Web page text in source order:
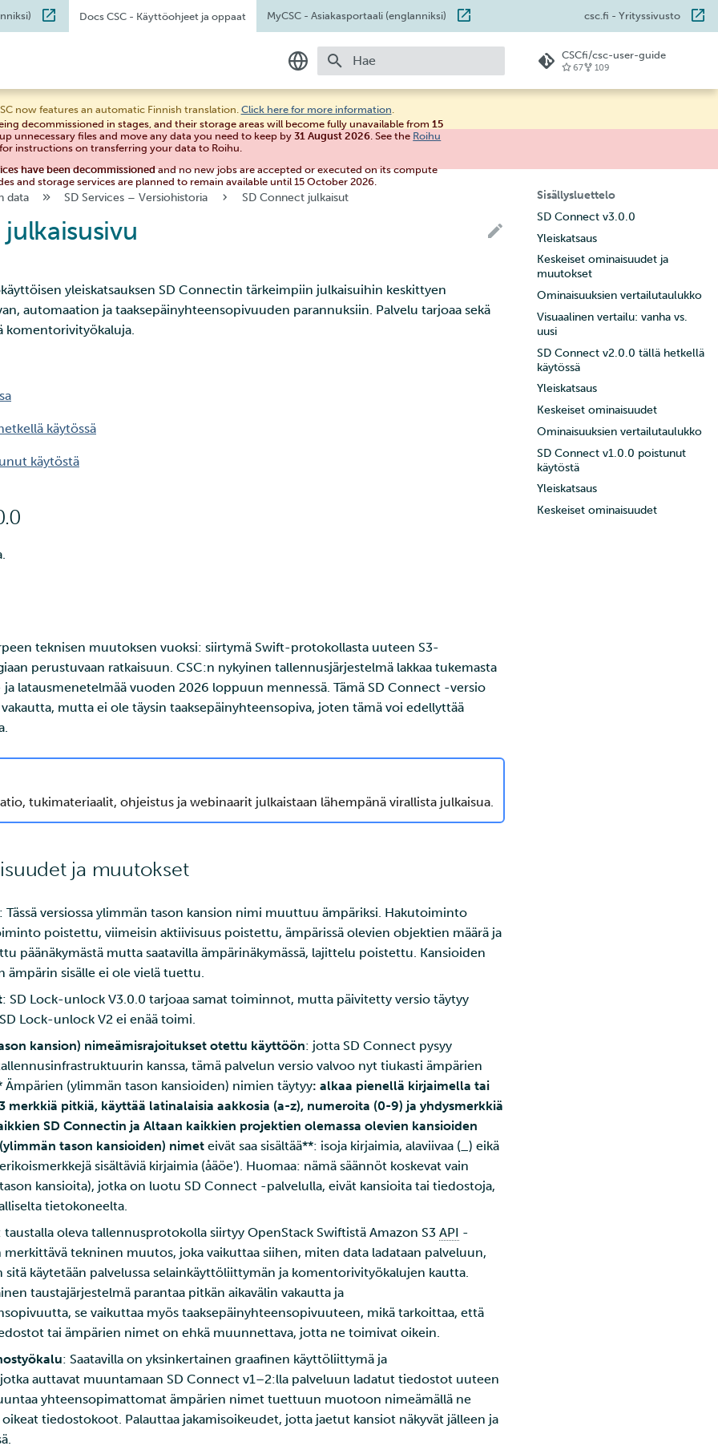
Docs CSC - Käyttöohjeet ja oppaat MyCSC - Asiakasportaali (englanniksi) csc.fi - Yrityssivusto
In English
Aloitetaan hakua
CSCfi/csc-user-guide
67 109
now features an automatic Finnish translation. Click here for more information
decommissioned in stages, and their storage areas will become fully unavailable from15
up unnecessary files and move any data you need to keep by31 August 2026 . See the Roihu
for instructions on transferring your data to Roihu.
have been decommissionedand no new jobs are accepted or executed on its compute
and storage services are planned to remain available until 15 October 2026.
Sisällysluettelo
SD Connect v3.0.0
Yleiskatsaus
Keskeiset ominaisuudet ja
muutokset
Ominaisuuksien vertailutaulukko
Visuaalinen vertailu: vanha vs.
uusi
SD Connect v2.0.0 tällä hetkellä
käytössä
Yleiskatsaus
Keskeiset ominaisuudet
Ominaisuuksien vertailutaulukko
SD Connect v1.0.0 poistunut
käytöstä
Yleiskatsaus
Keskeiset ominaisuudet
data SD Services – Versiohistoria SD Connect julkaisut
yleiskatsauksen SD Connectin tärkeimpiin julkaisuihin keskittyen
automaation ja taaksepäinyhteensopivuuden parannuksiin. Palvelu tarjoaa sekä
komentorivityökaluja.
käytössä
käytöstä
teknisen muutoksen vuoksi: siirtymä Swift-protokollasta uuteen S3-
perustuvaan ratkaisuun. CSC:n nykyinen tallennusjärjestelmä lakkaa tukemasta
latausmenetelmää vuoden 2026 loppuun mennessä. Tämä SD Connect -versio
mutta ei ole täysin taaksepäinyhteensopiva, joten tämä voi edellyttää
tukimateriaalit, ohjeistus ja webinaarit julkaistaan lähempänä virallista julkaisua.
ja muutokset
: Tässä versiossa ylimmän tason kansion nimi muuttuu ämpäriksi. Hakutoiminto
poistettu, viimeisin aktiivisuus poistettu, ämpärissä olevien objektien määrä ja
päänäkymästä mutta saatavilla ämpärinäkymässä, lajittelu poistettu. Kansioiden
ämpärin sisälle ei ole vielä tuettu.
: SD Lock-unlock V3.0.0 tarjoaa samat toiminnot, mutta päivitetty versio täytyy
Lock-unlock V2 ei enää toimi.
kansion) nimeämisrajoitukset otettu käyttöön: jotta SD Connect pysyy
kanssa, tämä palvelun versio valvoo nyt tiukasti ämpärien
Ämpärien (ylimmän tason kansioiden) nimien täytyy: alkaa pienellä kirjaimella tai
merkkiä pitkiä, käyttää latinalaisia aakkosia (a-z), numeroita (0-9) ja yhdysmerkkiä
SD Connectin ja Altaan kaikkien projektien olemassa olevien kansioiden
tason kansioiden) nimet eivät saa sisältää**: isoja kirjaimia, alaviivaa (_) eikä
sisältäviä kirjaimia (åäöe'). Huomaa: nämä säännöt koskevat vain
kansioita), jotka on luotu SD Connect -palvelulla, eivät kansioita tai tiedostoja,
tietokoneelta.
taustalla oleva tallennusprotokolla siirtyy OpenStack Swiftistä Amazon S3 API -
merkittävä tekninen muutos, joka vaikuttaa siihen, miten data ladataan palveluun,
käytetään palvelussa selainkäyttöliittymän ja komentorivityökalujen kautta.
taustajärjestelmä parantaa pitkän aikavälin vakautta ja
se vaikuttaa myös taaksepäinyhteensopivuuteen, mikä tarkoittaa, että
tai ämpärien nimet on ehkä muunnettava, jotta ne toimivat oikein.
: Saatavilla on yksinkertainen graafinen käyttöliittymä ja
auttavat muuntamaan SD Connect v1–2:lla palveluun ladatut tiedostot uuteen
yhteensopimattomat ämpärien nimet tuettuun muotoon nimeämällä ne
tiedostokoot. Palauttaa jakamisoikeudet, jotta jaetut kansiot näkyvät jälleen ja